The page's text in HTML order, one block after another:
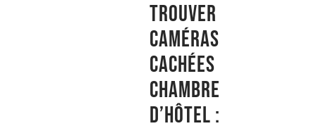
Trouver
caméras
cachées
chambre
d’hôtel :